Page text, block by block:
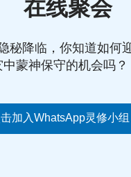
打败撒但。……假如神
的话，生来就能看透天
人心里所存的，他都能
样的一个人，那神道成
他有正常人性就证明
在线聚会
秘降临，你知道如何
中蒙神保守的机会吗？
加入WhatsApp灵修小组